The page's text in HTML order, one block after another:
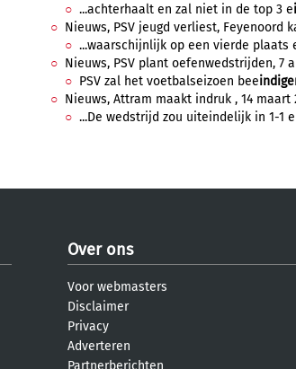
...achterhaalt en zal niet in de top 3 e
Nieuws, PSV jeugd verliest, Feyenoord
...waarschijnlijk op een vierde plaats
Nieuws, PSV plant oefenwedstrijden, 7
PSV zal het voetbalseizoen bee
Nieuws, Attram maakt indruk , 14 maart
...De wedstrijd zou uiteindelijk in 1-1 e
Over ons
Voor webmasters
Disclaimer
Privacy
Adverteren
Partnerberichten